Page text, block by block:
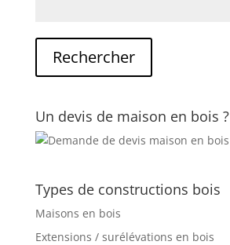
Un devis de maison en bois ?
Types de constructions bois
Maisons en bois
Extensions / surélévations en bois